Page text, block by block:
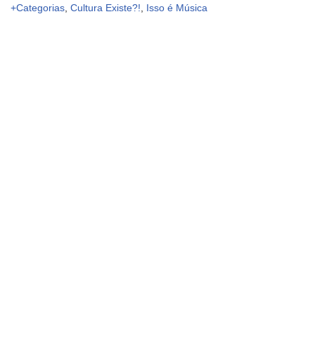
+Categorias, Cultura Existe?!, Isso é Música